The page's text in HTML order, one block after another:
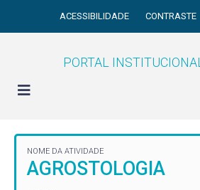
ACESSIBILIDADE CONTRASTE
PORTAL INSTITUCIONAL
NOME DA ATIVIDADE
AGROSTOLOGIA